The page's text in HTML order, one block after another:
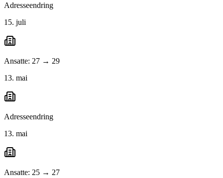
Adresseendring
15. juli
Ansatte: 27 → 29
13. mai
Adresseendring
13. mai
Ansatte: 25 → 27